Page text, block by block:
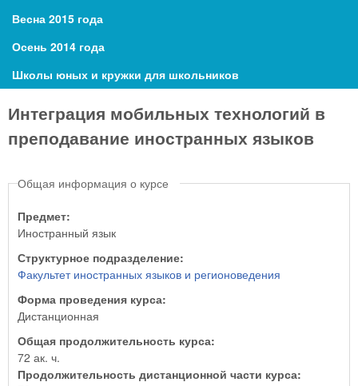
Весна 2015 года
Осень 2014 года
Школы юных и кружки для школьников
Интеграция мобильных технологий в
преподавание иностранных языков
Общая информация о курсе
Предмет:
Иностранный язык
Структурное подразделение:
Факультет иностранных языков и регионоведения
Форма проведения курса:
Дистанционная
Общая продолжительность курса:
72 ак. ч.
Продолжительность дистанционной части курса: